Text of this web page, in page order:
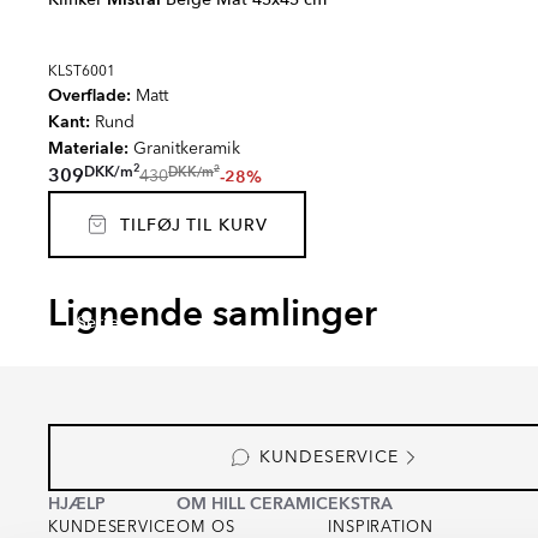
KLST6001
Overflade: Matt
Kant: Rund
Materiale: Granitkeramik
309DKK/m2430DKK/m2-28%
TILFØJ TIL KURV
Lignende samlinger
Serie
KUNDESERVICE
HJÆLP
KUNDESERVICE
OM HILL CERAMIC
OM OS
EKSTRA
INSPIRATION